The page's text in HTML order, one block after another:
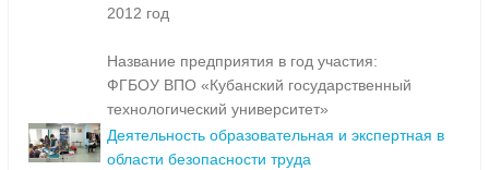
2012 год
Название предприятия в год участия:
ФГБОУ ВПО «Кубанский государственный
технологический университет»
Деятельность образовательная и экспертная в
области безопасности труда